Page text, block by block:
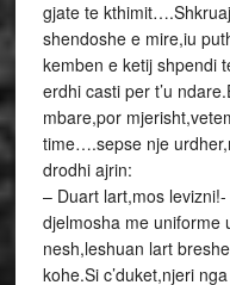
gjate te
shendoshe e mire,iu
kemben e ketij shpendi
erdhi casti per t’u
mbare,por
time….sepse nje
drodhi ajrin:
– Duart lart,mos
djelmosha me uniforme
nesh,leshuan lart
kohe.Si c’duket,njeri